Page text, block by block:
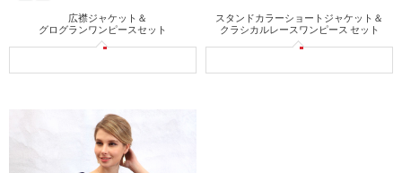
広襟ジャケット＆
グログランワンピースセット
スタンドカラーショートジャケット＆
クラシカルレースワンピース セット